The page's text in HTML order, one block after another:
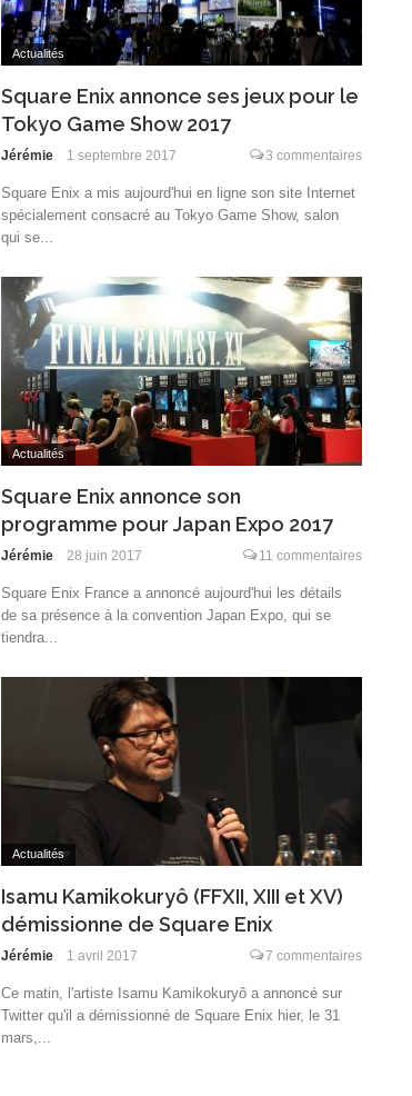
Actualités
Square Enix annonce ses jeux pour le
Tokyo Game Show 2017
Jérémie 1 septembre 2017 3 commentaires
Square Enix a mis aujourd'hui en ligne son site Internet
spécialement consacré au Tokyo Game Show, salon
qui se...
Actualités
Square Enix annonce son
programme pour Japan Expo 2017
Jérémie 28 juin 2017 11 commentaires
Square Enix France a annoncé aujourd'hui les détails
de sa présence à la convention Japan Expo, qui se
tiendra...
Actualités
Isamu Kamikokuryô (FFXII, XIII et XV)
démissionne de Square Enix
Jérémie 1 avril 2017 7 commentaires
Ce matin, l'artiste Isamu Kamikokuryô a annoncé sur
Twitter qu'il a démissionné de Square Enix hier, le 31
mars,...